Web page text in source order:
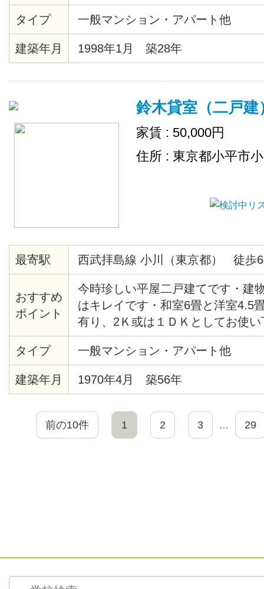
コンビニまで徒歩1分・自転車で5
ー、ドラッグストア、ドンキホー
等があり大変便利・3、4Fに家主
女性専用
タイプ 一般マンション・アパート他
建築年月 1998年1月 築28年
鈴木貸室（二戸建
家賃 : 50,000円
住所 : 東京都小平市
最寄駅 西武拝島線 小川（東京都） 徒歩
おすすめ
ポイント
今時珍しい平屋二戸建てです・建
はキレイです・和室6畳と洋室4.5
有り、2Ｋ或は１ＤＫとしてお使
置くスペース有り・学生でなく社
す・女性２人でのシェアでも結構
と襖を張り替えます・静かな住宅
す・コンビニ徒歩約3分・ダイエ
タイプ 一般マンション・アパート他
建築年月 1970年4月 築56年
前の10件 1 2 3 … 29